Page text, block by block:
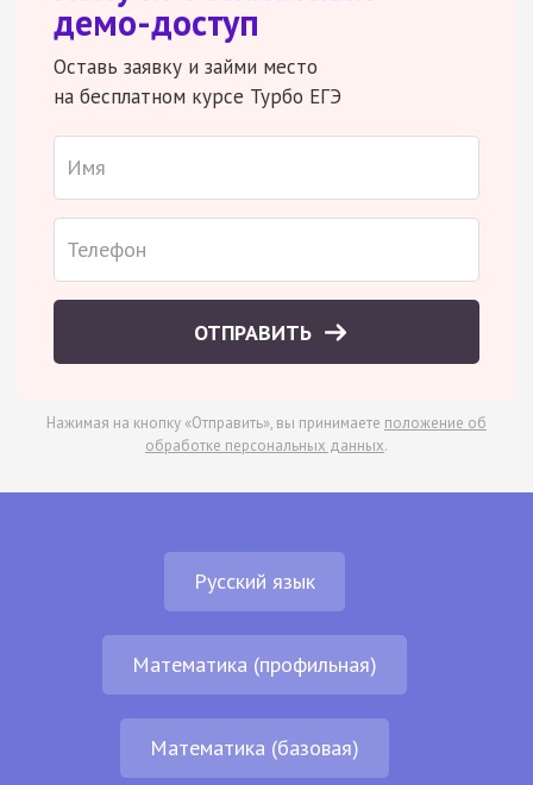
демо-доступ
Оставь заявку и займи место
на бесплатном курсе Турбо ЕГЭ
ОТПРАВИТЬ
Нажимая на кнопку «Отправить», вы принимаете положение об
обработке персональных данных.
Русский язык
Математика (профильная)
Математика (базовая)